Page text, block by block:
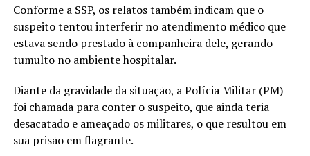
Conforme a SSP, os relatos também indicam que o
suspeito tentou interferir no atendimento médico que
estava sendo prestado à companheira dele, gerando
tumulto no ambiente hospitalar.
Diante da gravidade da situação, a Polícia Militar (PM)
foi chamada para conter o suspeito, que ainda teria
desacatado e ameaçado os militares, o que resultou em
sua prisão em flagrante.